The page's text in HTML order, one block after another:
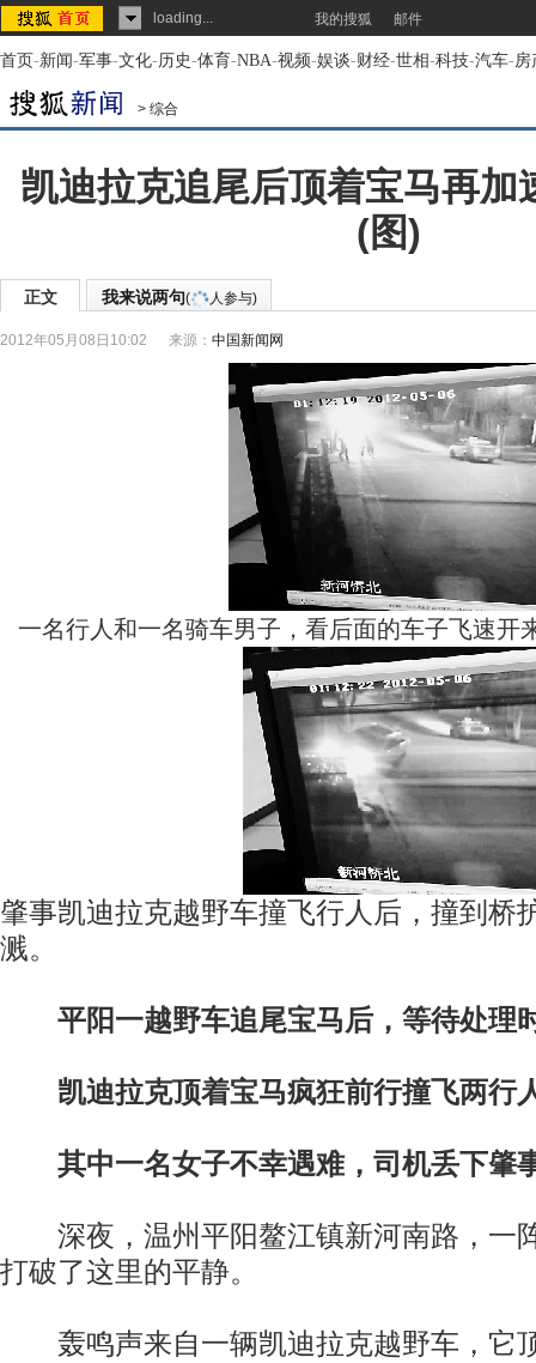
loading... 我的搜狐 邮件
首页-新闻-军事-文化-历史-体育-NBA-视频-娱谈-财经-世相-科技-汽车-房
> 综合
凯迪拉克追尾后顶着宝马再加
(图)
正文 我来说两句( 人参与)
2012年05月08日10:02 来源： 中国新闻网
一名行人和一名骑车男子，看后面的车子飞速开
肇事凯迪拉克越野车撞飞行人后，撞到桥
溅。
平阳一越野车追尾宝马后，等待处理
凯迪拉克顶着宝马疯狂前行撞飞两行
其中一名女子不幸遇难，司机丢下肇
深夜，温州平阳鳌江镇新河南路，一
打破了这里的平静。
轰鸣声来自一辆凯迪拉克越野车，它